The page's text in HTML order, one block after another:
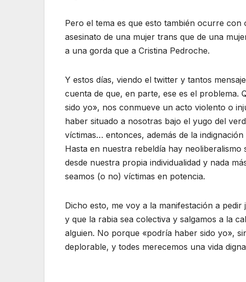
Pero el tema es que esto también ocurre
asesinato de una mujer trans que de una
a una gorda que a Cristina Pedroche.
Y estos días, viendo el twitter y tantos
cuenta de que, en parte, ese es el problema.
sido yo», nos conmueve un acto violento o
haber situado a nosotras bajo el yugo del
víctimas… entonces, además de la
Hasta en nuestra rebeldía hay
desde nuestra propia individualidad y nada
seamos (o no) víctimas en potencia.
Dicho esto, me voy a la manifestación a
y que la rabia sea colectiva y salgamos a la
alguien. No porque «podría haber sido yo»,
deplorable, y todes merecemos una vida